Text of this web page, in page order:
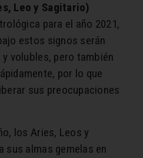
Leo y Sagitario)
para el año 2021,
estos signos serán
volubles, pero también
por lo que
sus preocupaciones
los Aries, Leos y
sus almas gemelas en